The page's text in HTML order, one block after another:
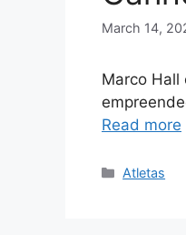
March 14,
Marco Hall
Read more
Categories
Atletas